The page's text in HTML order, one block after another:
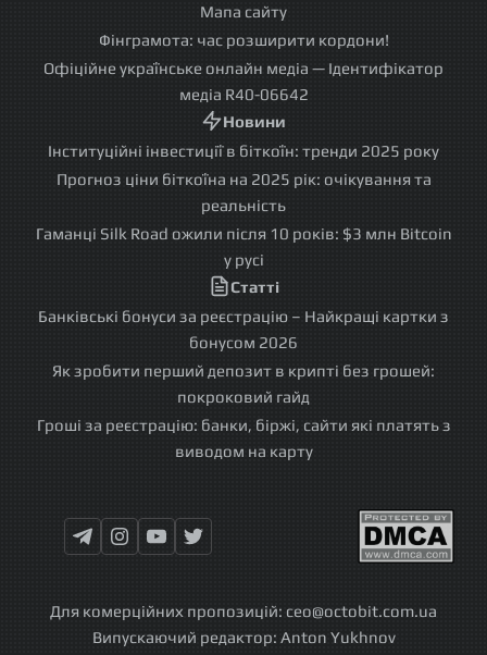
Мапа сайту
Фінграмота: час розширити кордони!
Офіційне українське онлайн медіа — Ідентифікатор
медіа R40-06642
Новини
Інституційні інвестиції в біткоїн: тренди 2025 року
Прогноз ціни біткоїна на 2025 рік: очікування та
реальність
Гаманці Silk Road ожили після 10 років: $3 млн Bitcoin
у русі
Статті
Банківські бонуси за реєстрацію – Найкращі картки з
бонусом 2026
Як зробити перший депозит в крипті без грошей:
покроковий гайд
Гроші за реєстрацію: банки, біржі, сайти які платять з
виводом на карту
Для комерційних пропозицій: ceo@octobit.com.ua
Випускаючий редактор: Anton Yukhnov